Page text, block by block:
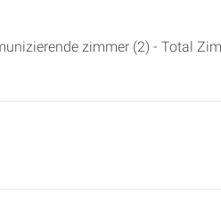
zimmer (2) - Total